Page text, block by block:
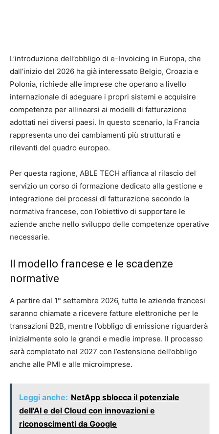
L’introduzione dell’obbligo di e-Invoicing in Europa, che
dall’inizio del 2026 ha già interessato Belgio, Croazia e
Polonia, richiede alle imprese che operano a livello
internazionale di adeguare i propri sistemi e acquisire
competenze per allinearsi ai modelli di fatturazione
adottati nei diversi paesi. In questo scenario, la Francia
rappresenta uno dei cambiamenti più strutturati e
rilevanti del quadro europeo.
Per questa ragione, ABLE TECH affianca al rilascio del
servizio un corso di formazione dedicato alla gestione e
integrazione dei processi di fatturazione secondo la
normativa francese, con l’obiettivo di supportare le
aziende anche nello sviluppo delle competenze operative
necessarie.
Il modello francese e le scadenze
normative
A partire dal 1° settembre 2026, tutte le aziende francesi
saranno chiamate a ricevere fatture elettroniche per le
transazioni B2B, mentre l’obbligo di emissione riguarderà
inizialmente solo le grandi e medie imprese. Il processo
sarà completato nel 2027 con l’estensione dell’obbligo
anche alle PMI e alle microimprese.
Leggi anche: NetApp sblocca il potenziale
dell'AI e del Cloud con innovazioni e
riconoscimenti da Google